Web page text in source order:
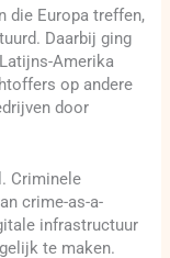
die Europa treffen,
Daarbij ging
Amerika
op andere
door
Criminele
crime-as-a-
infrastructuur
te maken.